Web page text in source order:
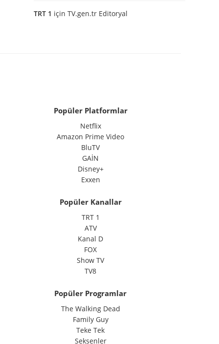
TRT 1 için TV.gen.tr Editoryal
Popüler Platformlar
Netflix
Amazon Prime Video
BluTV
GAİN
Disney+
Exxen
Popüler Kanallar
TRT 1
ATV
Kanal D
FOX
Show TV
TV8
Popüler Programlar
The Walking Dead
Family Guy
Teke Tek
Seksenler